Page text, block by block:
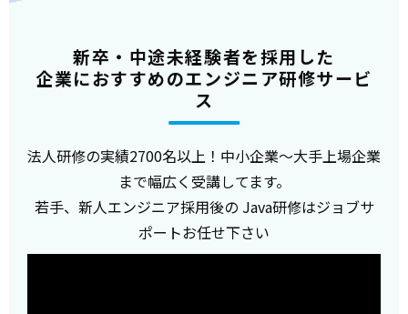
新卒・中途未経験者を採用した
企業におすすめのエンジニア研修サービ
ス
法人研修の実績2700名以上！中小企業～大手上場企業
まで幅広く受講してます。
若手、新人エンジニア採用後の Java研修はジョブサ
ポートお任せ下さい